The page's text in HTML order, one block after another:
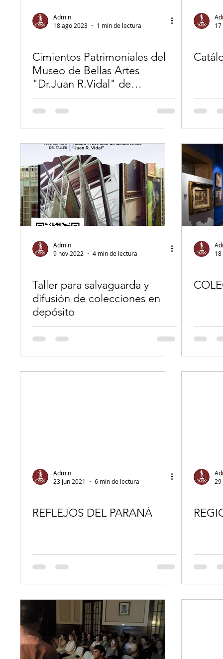
Admin
18 ago 2023
1 min de lectura
Cimientos Patrimoniales del
Museo de Bellas Artes
"Dr.Juan R.Vidal" de
Corrientes
Admin
9 nov 2022
4 min de lectura
Taller para salvaguarda y
difusión de colecciones en
depósito
Admin
23 jun 2021
6 min de lectura
REFLEJOS DEL PARANÁ